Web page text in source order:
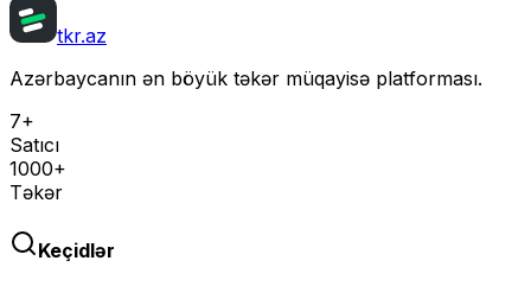
tkr.az
Azərbaycanın ən böyük təkər müqayisə platforması.
7+
Satıcı
1000+
Təkər
Keçidlər